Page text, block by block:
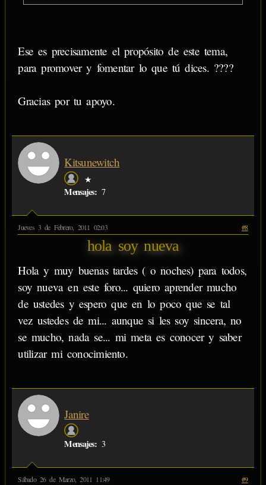
Ese es precisamente el propósito de este tema,
para promover y fomentar lo que tú dices. ????
Gracias por tu apoyo.
Kitsunewitch
★
Mensajes: 7
Jueves 3 de Febrero, 2011 02:03 #8
hola soy nueva
Hola y muy buenas tardes ( o noches) para todos,
soy nueva en este foro... quiero aprender mucho
de ustedes y espero que en lo poco que se tal
vez ustedes de mi... aunque si les soy sincera, no
se mucho, nada se... mi meta es conocer y saber
utilizar mi conocimiento.
Janire
Mensajes: 3
Sábado 26 de Marzo, 2011 11:49 #9